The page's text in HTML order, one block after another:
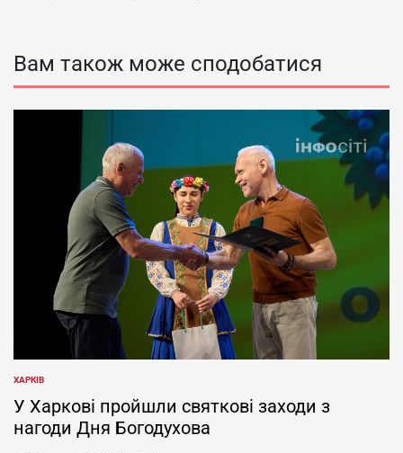
Вам також може сподобатися
ОПУБЛІКУВАТИ
У
ХАРКІВ
У Харкові пройшли святкові заходи з
нагоди Дня Богодухова